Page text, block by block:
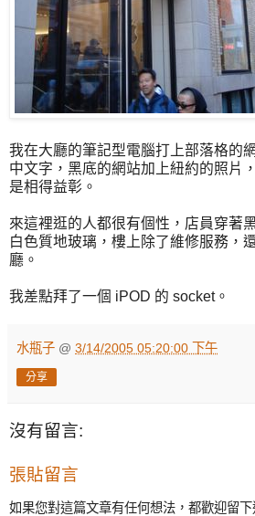
我在大廳的筆記型電腦打上部落格的
中文字，黑底的網站加上紐約的照片
是相得益彰。
來這裡逛的人都很有個性，店員穿著
白色質地玻璃，樓上除了維修服務，
廳。
我差點拜了一個 iPOD 的 socket。
水瓶子 @ 3/14/2005 05:20:00 下午
分享
沒有留言:
張貼留言
如果您對這篇文章有任何想法，都歡迎留下